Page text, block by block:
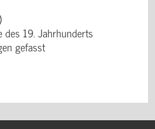
des 19. Jahrhunderts
gefasst